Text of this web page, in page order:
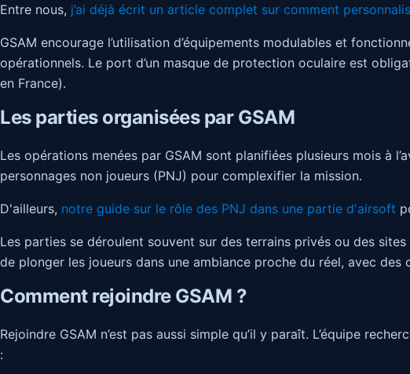
Entre nous, j’ai déjà écrit un article complet sur comment
GSAM encourage l’utilisation d’équipements modulables et
opérationnels. Le port d’un masque de protection oculaire est
en France).
Les parties organisées par GSAM
Les opérations menées par GSAM sont planifiées plusieurs mois à
personnages non joueurs (PNJ) pour complexifier la mission.
D'ailleurs, notre guide sur le rôle des PNJ dans une partie d'airsoft
Les parties se déroulent souvent sur des terrains privés ou des
de plonger les joueurs dans une ambiance proche du réel, avec
Comment rejoindre GSAM ?
Rejoindre GSAM n’est pas aussi simple qu’il y paraît. L’équipe
: